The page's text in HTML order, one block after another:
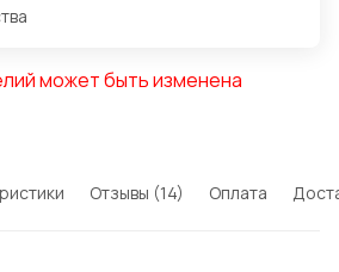
может быть изменена
Отзывы (14) Оплата